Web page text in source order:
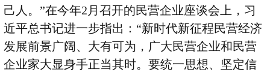
己人。 ”在今年2 月召开的民营企业座谈会上，习
近平总书记进一步指出： “新时代新征程民营经济
发展前景广阔、大有可为，广大民营企业和民营
企业家大显身手正当其时。要统一思想、坚定信